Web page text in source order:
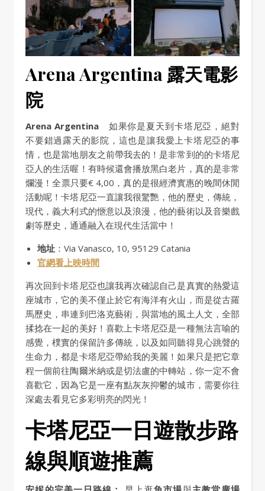
Arena Argentina 露天電影
院
Arena Argentina如果你是夏天到卡塔尼亞，絕對
不要錯過露天的影院，這也是讓我愛上卡塔尼亞的事
情，也是當地朋友之前帶我去的！是非常到的的卡塔尼
亞人的生活喔！有時候還會播放黑白老片，真的是非常
爛漫！全票只要€ 4,00，真的是很經濟實惠的晚間休閒
活動呢！卡塔尼亞一直讓我很驚艷，他的歷史，傳統，
現代，義大利式的愜意以及浪漫，他的藝術以及音樂戲
劇等歷史，通通融入在現代生活當中！
地址 ：Via Vanasco, 10, 95129 Catania
官網看上映時間
再次回到卡塔尼亞也讓我再次確認自己是真實的熱愛這
座城市，它的美不僅止於它有海洋有火山，而是從古羅
馬歷史，串連到巴洛克藝術，與當地的風土人文，全部
揉捻在一起的美好！喜歡上卡塔尼亞是一種無法言喻的
感覺，樸實的保留許多傳統，以及如同聽得見心跳聲的
生命力，都是卡塔尼亞帶給我的美麗！如果只是把它章
程一個前往陶爾米納或是切法盧的中轉站，你一定不會
喜歡它，因為它是一座有點灰灰抑鬱的城市，需要你往
深處去看見它多彩明亮的閃光！
卡塔尼亞一日遊散步路
線與順遊推薦